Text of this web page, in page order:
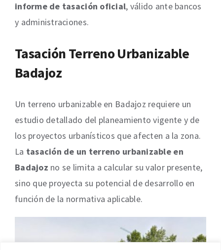
informe de tasación oficial, válido ante bancos
y administraciones.
Tasación Terreno Urbanizable
Badajoz
Un terreno urbanizable en Badajoz requiere un
estudio detallado del planeamiento vigente y de
los proyectos urbanísticos que afecten a la zona.
La tasación de un terreno urbanizable en
Badajoz no se limita a calcular su valor presente,
sino que proyecta su potencial de desarrollo en
función de la normativa aplicable.